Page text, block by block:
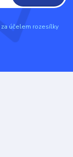
za účelem rozesílky